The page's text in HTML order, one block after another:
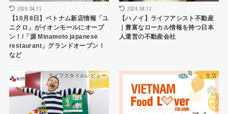
2024.04.15
【10月8日】ベトナム新店情報「ユ
ニクロ」がイオンモールにオープ
ン！/「源 Minamoto japanese
restaurant」グランドオープン！
など
2024.04.12
【ハノイ】ライフアシスト不動産
｜豊富なローカル情報を持つ日本
人運営の不動産会社
ライフスタイルレビュー 生活